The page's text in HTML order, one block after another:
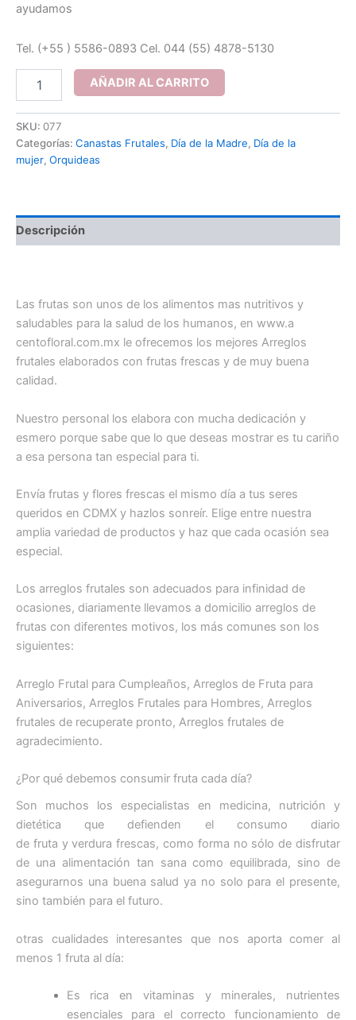
ayudamos
Tel. (+55 ) 5586-0893 Cel. 044 (55) 4878-5130
y
orquidea
cantidad
AÑADIR AL CARRITO
SKU: 077
Categorías: Canastas Frutales, Día de la Madre, Día de la
mujer, Orquideas
Descripción
Las frutas son unos de los alimentos mas nutritivos y
saludables para la salud de los humanos, en www.a
centofloral.com.mx le ofrecemos los mejores Arreglos
frutales elaborados con frutas frescas y de muy buena
calidad.
Nuestro personal los elabora con mucha dedicación y
esmero porque sabe que lo que deseas mostrar es tu cariño
a esa persona tan especial para ti.
Envía frutas y flores frescas el mismo día a tus seres
queridos en CDMX y hazlos sonreír. Elige entre nuestra
amplia variedad de productos y haz que cada ocasión sea
especial.
Los arreglos frutales son adecuados para infinidad de
ocasiones, diariamente llevamos a domicilio arreglos de
frutas con diferentes motivos, los más comunes son los
siguientes:
Arreglo Frutal para Cumpleaños, Arreglos de Fruta para
Aniversarios, Arreglos Frutales para Hombres, Arreglos
frutales de recuperate pronto, Arreglos frutales de
agradecimiento.
¿Por qué debemos consumir fruta cada día?
Son muchos los especialistas en medicina, nutrición y
dietética que defienden el consumo diario
de fruta y verdura frescas, como forma no sólo de disfrutar
de una alimentación tan sana como equilibrada, sino de
asegurarnos una buena salud ya no solo para el presente,
sino también para el futuro.
otras cualidades interesantes que nos aporta comer al
menos 1 fruta al día:
Es rica en vitaminas y minerales, nutrientes
esenciales para el correcto funcionamiento de